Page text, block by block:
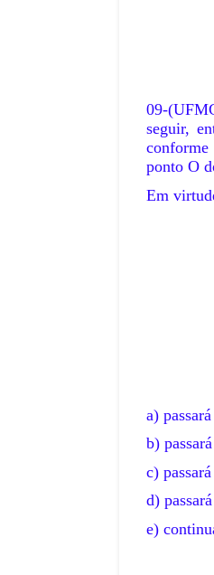
09-
seguir,
ponto O
Em
a)
b)
c)
d)
e)